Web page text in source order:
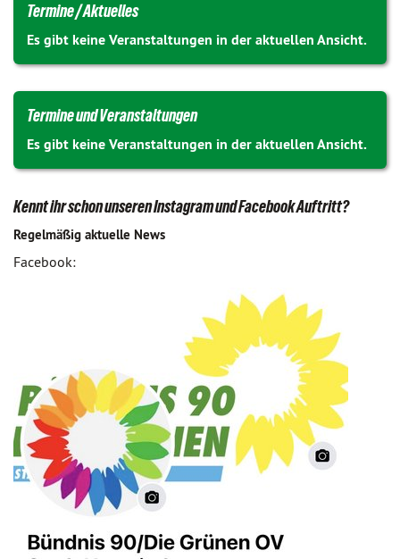
Termine / Aktuelles
Es gibt keine Veranstaltungen in der aktuellen Ansicht.
Termine und Veranstaltungen
Es gibt keine Veranstaltungen in der aktuellen Ansicht.
Kennt ihr schon unseren Instagram und Facebook Auftritt?
Regelmäßig aktuelle News
Facebook: